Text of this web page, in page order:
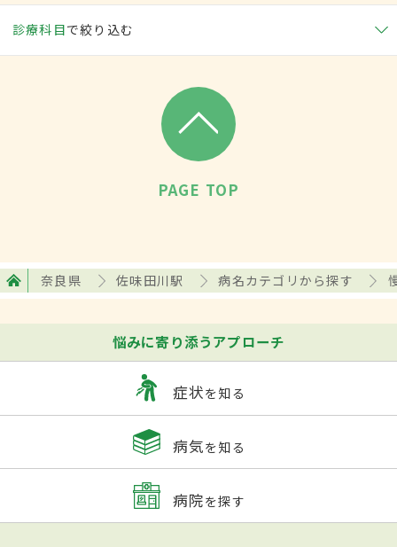
診療科目で絞り込む
PAGE TOP
奈良県 佐味田川駅 病名カテゴリから探す
悩みに寄り添うアプローチ
症状を知る
病気を知る
病院を探す